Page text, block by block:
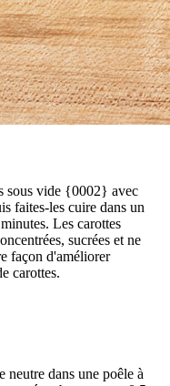
sous vide {0002} avec
faites-les cuire dans un
Les carottes
sucrées et ne
façon d'améliorer
carottes.
neutre dans une poêle à